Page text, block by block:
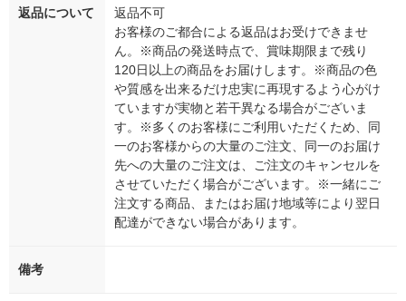
返品について
返品不可
お客様のご都合による返品はお受けできませ
ん。※商品の発送時点で、賞味期限まで残り
120日以上の商品をお届けします。※商品の色
や質感を出来るだけ忠実に再現するよう心がけ
ていますが実物と若干異なる場合がございま
す。※多くのお客様にご利用いただくため、同
一のお客様からの大量のご注文、同一のお届け
先への大量のご注文は、ご注文のキャンセルを
させていただく場合がございます。※一緒にご
注文する商品、またはお届け地域等により翌日
配達ができない場合があります。
備考